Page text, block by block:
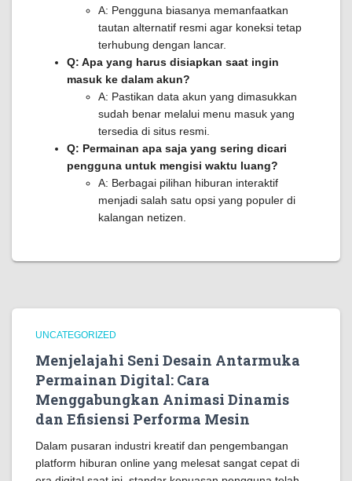
A: Pengguna biasanya memanfaatkan
tautan alternatif resmi agar koneksi tetap
terhubung dengan lancar.
Q: Apa yang harus disiapkan saat ingin
masuk ke dalam akun?
A: Pastikan data akun yang dimasukkan
sudah benar melalui menu masuk yang
tersedia di situs resmi.
Q: Permainan apa saja yang sering dicari
pengguna untuk mengisi waktu luang?
A: Berbagai pilihan hiburan interaktif
menjadi salah satu opsi yang populer di
kalangan netizen.
UNCATEGORIZED
Menjelajahi Seni Desain Antarmuka
Permainan Digital: Cara
Menggabungkan Animasi Dinamis
dan Efisiensi Performa Mesin
Dalam pusaran industri kreatif dan pengembangan
platform hiburan online yang melesat sangat cepat di